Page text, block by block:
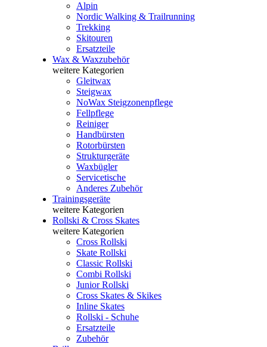
Alpin
Nordic Walking & Trailrunning
Trekking
Skitouren
Ersatzteile
Wax & Waxzubehör
weitere Kategorien
Gleitwax
Steigwax
NoWax Steigzonenpflege
Fellpflege
Reiniger
Handbürsten
Rotorbürsten
Strukturgeräte
Waxbügler
Servicetische
Anderes Zubehör
Trainingsgeräte
weitere Kategorien
Rollski & Cross Skates
weitere Kategorien
Cross Rollski
Skate Rollski
Classic Rollski
Combi Rollski
Junior Rollski
Cross Skates & Skikes
Inline Skates
Rollski - Schuhe
Ersatzteile
Zubehör